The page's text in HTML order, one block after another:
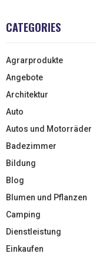
CATEGORIES
Agrarprodukte
Angebote
Architektur
Auto
Autos und Motorräder
Badezimmer
Bildung
Blog
Blumen und Pflanzen
Camping
Dienstleistung
Einkaufen